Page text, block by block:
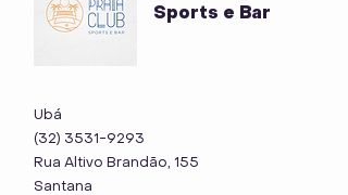
Sports e Bar
Ubá
(32) 3531-9293
Rua Altivo Brandão, 155
Santana